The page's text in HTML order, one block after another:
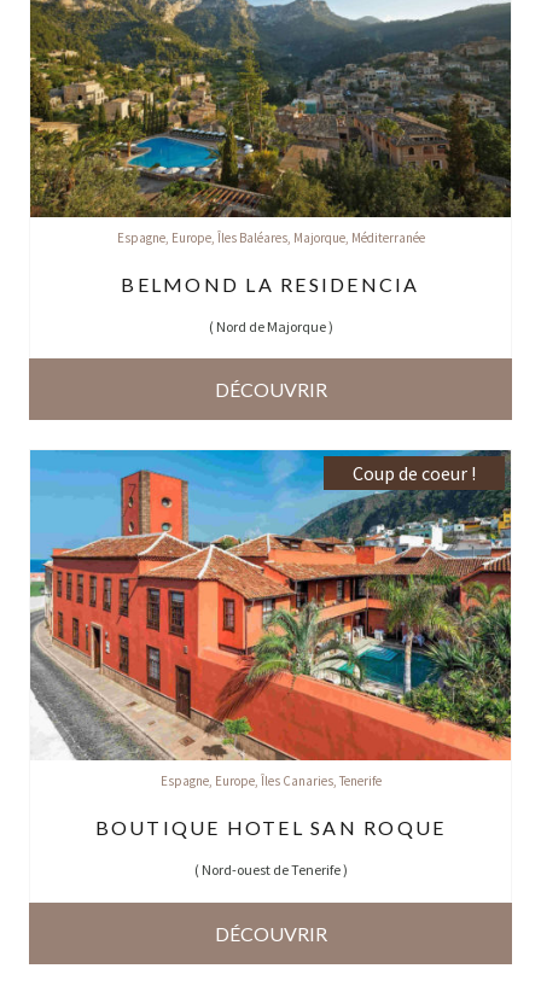
Espagne, Europe, Îles Baléares, Majorque, Méditerranée
BELMOND LA RESIDENCIA
( Nord de Majorque)
DÉCOUVRIR
Espagne, Europe, Îles Canaries, Tenerife
BOUTIQUE HOTEL SAN ROQUE
( Nord-ouest de Tenerife)
Coup de coeur !
DÉCOUVRIR